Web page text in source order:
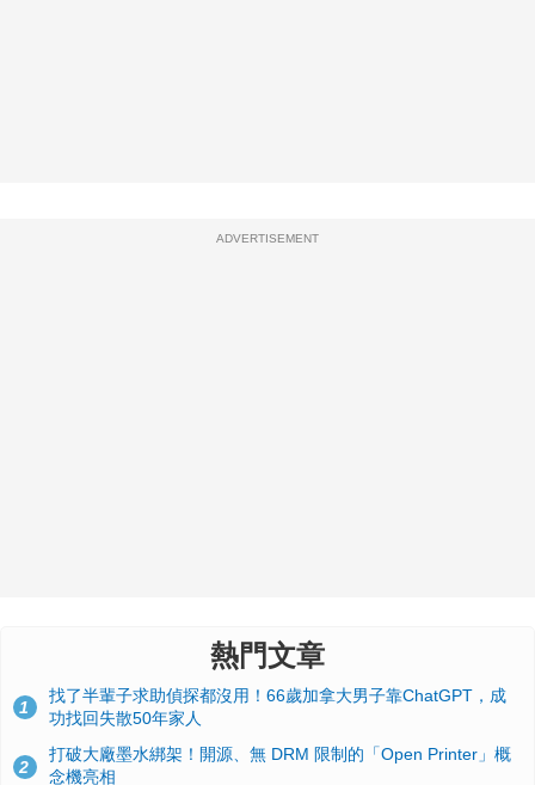
ADVERTISEMENT
熱門文章
1
找了半輩子求助偵探都沒用！66歲加拿大男子靠ChatGPT，成
功找回失散50年家人
2
打破大廠墨水綁架！開源、無 DRM 限制的「Open Printer」概
念機亮相